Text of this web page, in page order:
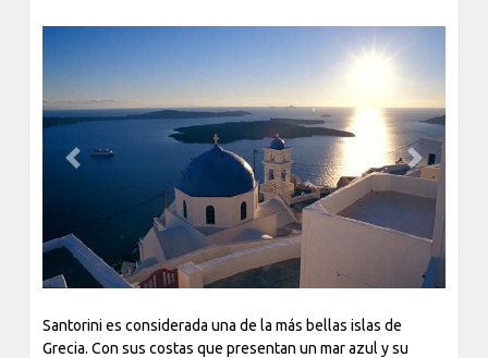
Previous Next
Santorini es considerada una de la más bellas islas de
Grecia. Con sus costas que presentan un mar azul y su